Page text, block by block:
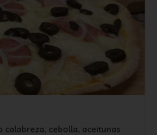
calabreza, cebolla, aceitunas